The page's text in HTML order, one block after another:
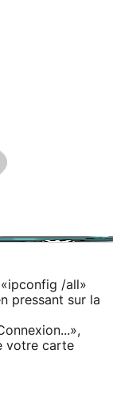
/all»
pressant sur la
votre carte